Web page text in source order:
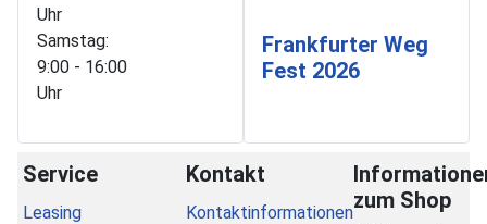
Uhr
Samstag:
9:00 - 16:00
Uhr
Frankfurter Weg
Fest 2026
Service
Leasing
Kontakt
Kontaktinformationenzum Shop